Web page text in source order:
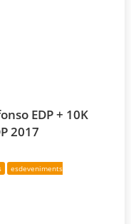
EDP + 10K
2017
esdeveniments